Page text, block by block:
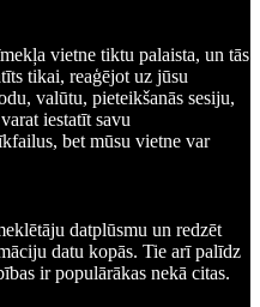
vietne tiktu palaista, un tās
tikai, reaģējot uz jūsu
valūtu, pieteikšanās sesiju,
iestatīt savu
bet mūsu vietne var
datplūsmu un redzēt
datu kopās. Tie arī palīdz
ir populārākas nekā citas.